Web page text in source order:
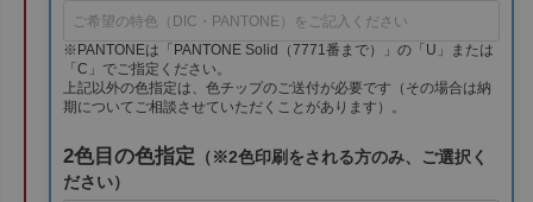
※PANTONEは「PANTONE Solid（7771番まで）」の「U」または
「C」でご指定ください。
上記以外の色指定は、色チップのご送付が必要です（その場合は納
期についてご相談させていただくことがあります）。
2色目の色指定 （※2色印刷をされる方のみ、ご選択く
ださい）